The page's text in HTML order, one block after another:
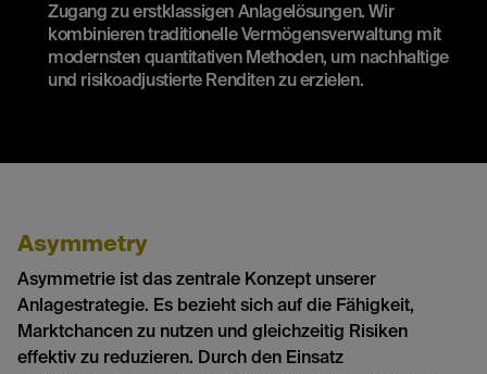
Zugang zu erstklassigen Anlagelösungen. Wir
kombinieren traditionelle Vermögensverwaltung mit
modernsten quantitativen Methoden, um nachhaltige
und risikoadjustierte Renditen zu erzielen.
Asymmetry
Asymmetrie ist das zentrale Konzept unserer
Anlagestrategie. Es bezieht sich auf die Fähigkeit,
Marktchancen zu nutzen und gleichzeitig Risiken
effektiv zu reduzieren. Durch den Einsatz